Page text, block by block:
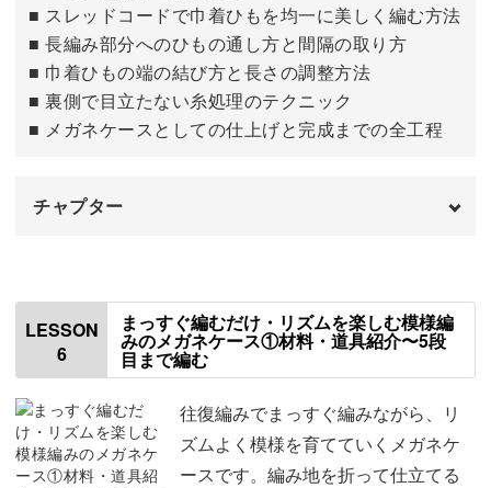
■ スレッドコードで巾着ひもを均一に美しく編む方法
■ 長編み部分へのひもの通し方と間隔の取り方
■ 巾着ひもの端の結び方と長さの調整方法
■ 裏側で目立たない糸処理のテクニック
■ メガネケースとしての仕上げと完成までの全工程
チャプター
46段目を編む 00:36
巾着ひもを編む
巾着にひもを通す 09:32
巾着ひもの糸処理をする 14:49
LESSON
6
まっすぐ編むだけ・リズムを楽しむ模様編
みのメガネケース①材料・道具紹介〜5段
目まで編む
往復編みでまっすぐ編みながら、リ
ズムよく模様を育てていくメガネケ
ースです。編み地を折って仕立てる